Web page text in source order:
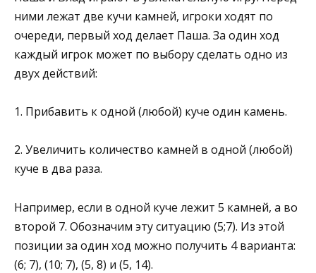
ними лежат две кучи камней, игроки ходят по
очереди, первый ход делает Паша. За один ход
каждый игрок может по выбору сделать одно из
двух действий:
1. Прибавить к одной (любой) куче один камень.
2. Увеличить количество камней в одной (любой)
куче в два раза.
Например, если в одной куче лежит 5 камней, а во
второй 7. Обозначим эту ситуацию (5;7). Из этой
позиции за один ход можно получить 4 варианта:
(6; 7), (10; 7), (5, 8) и (5, 14).